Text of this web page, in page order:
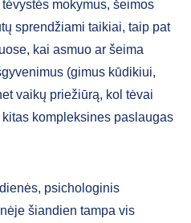
mokymus, šeimos
sprendžiami taikiai, taip pat
kai asmuo ar šeima
(gimus kūdikiui,
vaikų priežiūrą, kol tėvai
kompleksines paslaugas
psichologinis
šiandien tampa vis